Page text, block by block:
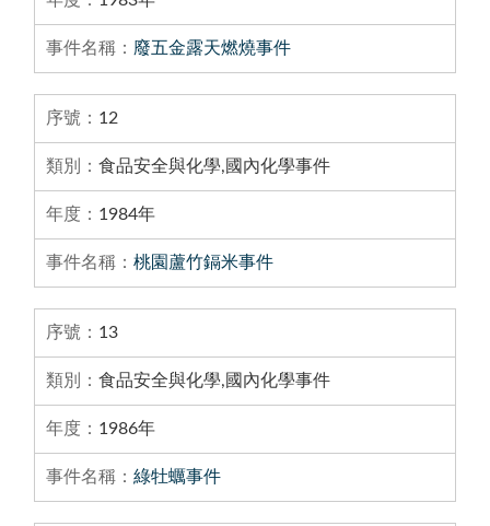
廢五金露天燃燒事件
12
食品安全與化學,國內化學事件
1984年
桃園蘆竹鎘米事件
13
食品安全與化學,國內化學事件
1986年
綠牡蠣事件